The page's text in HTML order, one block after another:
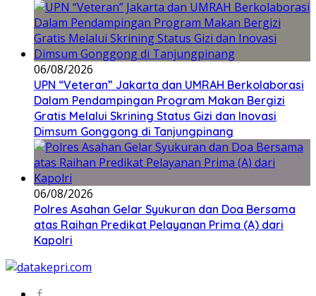
06/08/2026
UPN “Veteran” Jakarta dan UMRAH Berkolaborasi
Dalam Pendampingan Program Makan Bergizi
Gratis Melalui Skrining Status Gizi dan Inovasi
Dimsum Gonggong di Tanjungpinang
06/08/2026
Polres Asahan Gelar Syukuran dan Doa Bersama
atas Raihan Predikat Pelayanan Prima (A) dari
Kapolri